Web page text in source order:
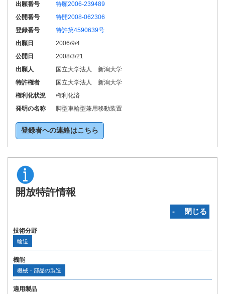
出願番号
特願2006-239489
公開番号
特開2008-062306
登録番号
特許第4590639号
出願日
2006/9/4
公開日
2008/3/21
出願人
国立大学法人 新潟大学
特許権者
国立大学法人 新潟大学
権利化状況
権利化済
発明の名称
脚型車輪型兼用移動装置
登録者への連絡はこちら
開放特許情報
‐ 閉じる
技術分野
輸送
機能
機械・部品の製造
適用製品